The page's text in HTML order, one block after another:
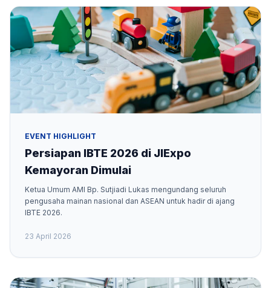
EVENT HIGHLIGHT
Persiapan IBTE 2026 di JIExpo
Kemayoran Dimulai
Ketua Umum AMI Bp. Sutjiadi Lukas mengundang seluruh
pengusaha mainan nasional dan ASEAN untuk hadir di ajang
IBTE 2026.
23 April 2026